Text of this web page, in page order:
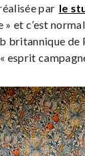
par le
» et c’est
britannique de
esprit